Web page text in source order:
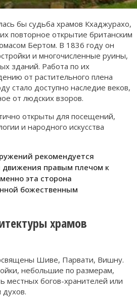
бы судьба храмов Кхаджурахо,
повторное открытие британским
Бертом. В 1836 году он
и многочисленные руины,
зданий. Работа по их
от растительного плена
стало доступно наследие веков,
от людских взоров.
открыты для посещений,
и народного искусства
рекомендуется
движения правым плечом к
эта сторона
божественным
храмов
Шиве, Парвати, Вишну.
небольшие по размерам,
местных богов-хранителей или
духов.